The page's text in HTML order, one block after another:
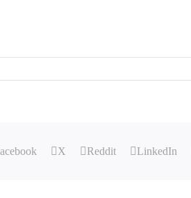
X Reddit LinkedIn